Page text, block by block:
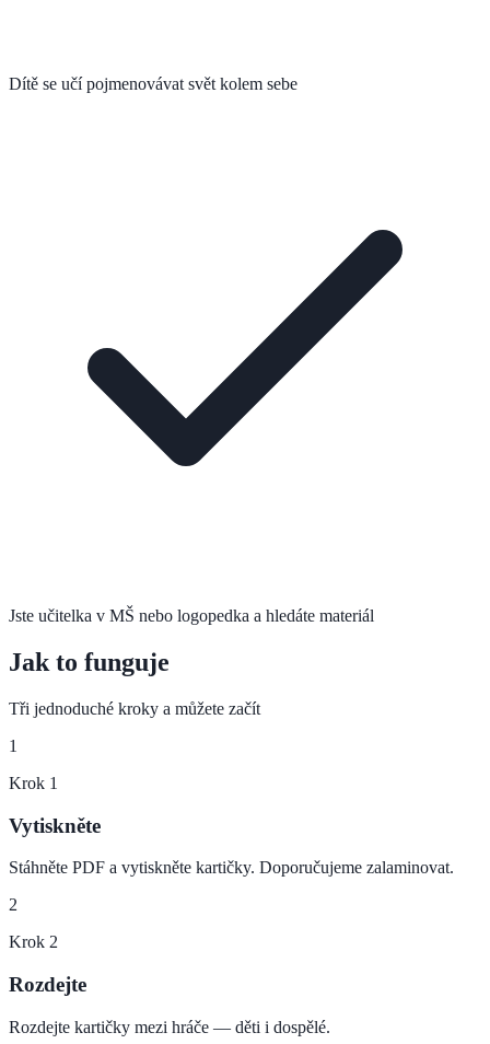
Dítě se učí pojmenovávat svět kolem sebe
Jste učitelka v MŠ nebo logopedka a hledáte materiál
Jak to funguje
Tři jednoduché kroky a můžete začít
1
Krok 1
Vytiskněte
Stáhněte PDF a vytiskněte kartičky. Doporučujeme zalaminovat.
2
Krok 2
Rozdejte
Rozdejte kartičky mezi hráče — děti i dospělé.